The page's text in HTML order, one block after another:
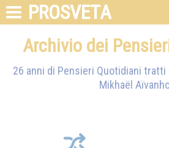
PROSVETA
Archivio dei
26 anni di Pensieri Quotidiani tratti
Mikhaël